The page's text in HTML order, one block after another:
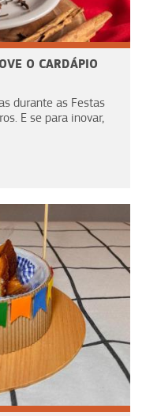
O CARDÁPIO
durante as Festas
E se para inovar,